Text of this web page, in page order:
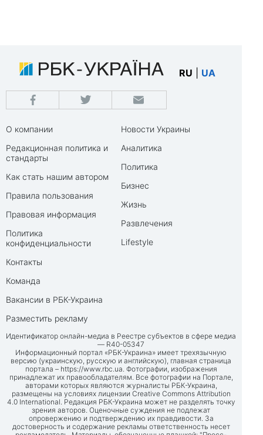
RU UA
О компании
Редакционная политика и
стандарты
Как стать нашим автором
Правила пользования
Правовая информация
Политика
конфиденциальности
Контакты
Команда
Вакансии в РБК-Украина
Разместить рекламу
Новости Украины
Аналитика
Политика
Бизнес
Жизнь
Развлечения
Lifestyle
Идентификатор онлайн-медиа в Реестре субъектов в сфере медиа
— R40-05347
Информационный портал «РБК-Украина» имеет трехязычную
версию (украинскую, русскую и английскую), главная страница
портала – https://www.rbc.ua. Фотографии, изображения
принадлежат их правообладателям. Все фотографии на Портале,
авторами которых являются журналисты РБК-Украина,
размещены на условиях лицензии Creative Commons Attribution
4.0 International. Редакция РБК-Украина может не разделять точку
зрения авторов. Оценочные суждения не подлежат
опровержению и подтверждению их правдивости. За
достоверность и содержание рекламы ответственность несет